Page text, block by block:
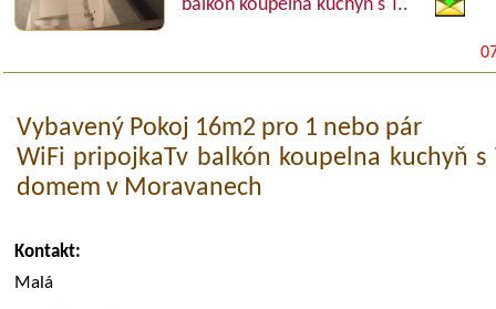
balkón koupelna kuchyň s T..
Vybavený Pokoj 16m2 pro 1 nebo pár
WiFi pripojkaTv balkón koupelna kuchyň
domem v Moravanech
Kontakt:
Malá